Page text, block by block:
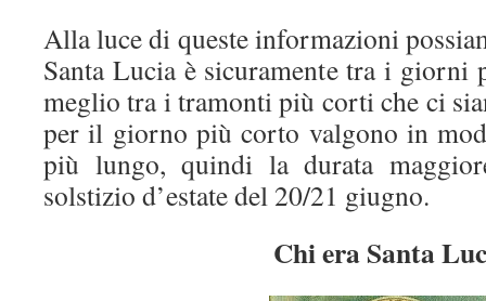
Alla luce di queste informazioni
Santa Lucia è sicuramente tra i
meglio tra i tramonti più corti che ci
per il giorno più corto valgono in
più lungo, quindi la durata
solstizio d’estate del 20/21 giugno.
Chi era Santa